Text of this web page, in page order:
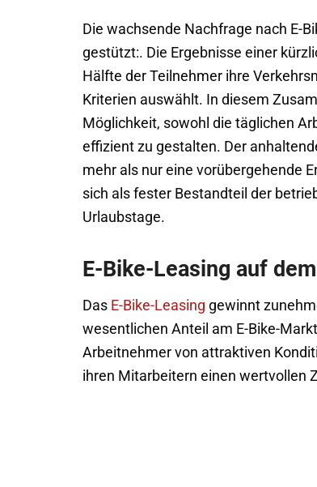
Die wachsende Nachfrage nach E-
gestützt:. Die Ergebnisse einer
Hälfte der Teilnehmer ihre
Kriterien auswählt. In diesem
Möglichkeit, sowohl die täglichen
effizient zu gestalten. Der
mehr als nur eine vorübergehende
sich als fester Bestandteil der
Urlaubstage.
E-Bike-Leasing auf
Das E-Bike-Leasing gewinnt
wesentlichen Anteil am E-Bike-
Arbeitnehmer von attraktiven
ihren Mitarbeitern einen wertvollen